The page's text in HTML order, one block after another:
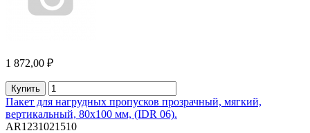
1 872,00 ₽
Купить
Пакет для нагрудных пропусков прозрачный, мягкий,
вертикальный, 80х100 мм, (IDR 06).
AR1231021510